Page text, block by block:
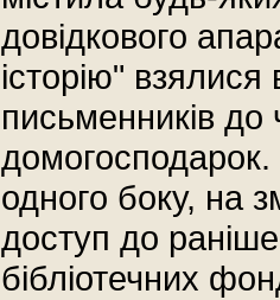
довідкового
історію" взялися
письменників до
одного боку, на
доступ до
бібліотечних